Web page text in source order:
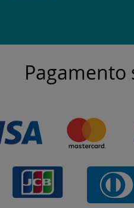
Pagamento